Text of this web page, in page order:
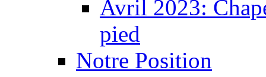
Avril 2023:
pied
Notre Position